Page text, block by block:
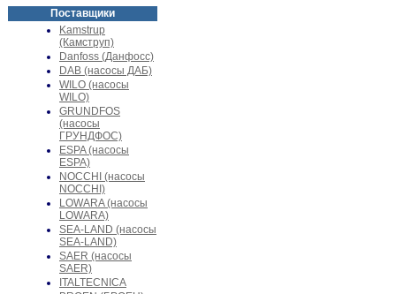
Поставщики
Kamstrup
(Камструп)
Danfoss (Данфосс)
DAB (насосы ДАБ)
WILO (насосы
WILO)
GRUNDFOS
(насосы
ГРУНДФОС)
ESPA (насосы
ESPA)
NOCCHI (насосы
NOCCHI)
LOWARA (насосы
LOWARA)
SEA-LAND (насосы
SEA-LAND)
SAER (насосы
SAER)
ITALTECNICA